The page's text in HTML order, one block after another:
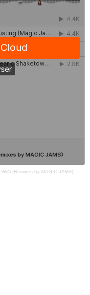
(Remixes by MAGIC JAMS)